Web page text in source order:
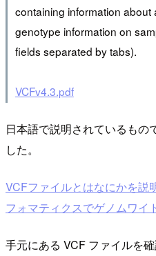
containing information
genotype information on
fields separated by tabs).
VCFv4.3.pdf
日本語で説明されているもの
した。
VCFファイルとはなにかを説
フォマティクスでゲノムワイ
手元にある VCF ファイルを